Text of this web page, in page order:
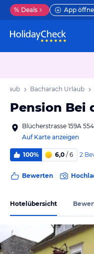
% Deals App
Bacharach Urlaub
Pension Bei
Blücherstrasse 159A
Auf Karte anzeigen
100% 6,0 / 6 2
Bewerten
Hotelübersicht